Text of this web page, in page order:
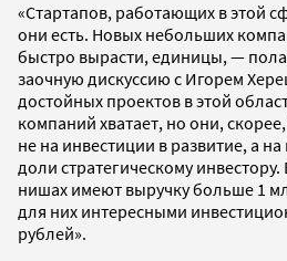
«Стартапов, работающих в этой
они есть. Новых небольших
быстро вырасти, единицы, —
заочную дискуссию с Игорем
достойных проектов в этой
компаний хватает, но они,
не на инвестиции в развитие, а
доли стратегическому
нишах имеют выручку больше 1
для них интересными
рублей».